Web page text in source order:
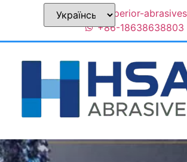
sales@superior-
+86-18638638803